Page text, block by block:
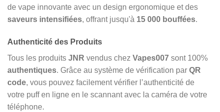
de vape innovante avec un design ergonomique et des
saveurs intensifiées, offrant jusqu'à 15 000 bouffées.
Authenticité des Produits
Tous les produits JNR vendus chez Vapes007 sont 100%
authentiques. Grâce au système de vérification par QR
code, vous pouvez facilement vérifier l’authenticité de
votre puff en ligne en le scannant avec la caméra de votre
téléphone.